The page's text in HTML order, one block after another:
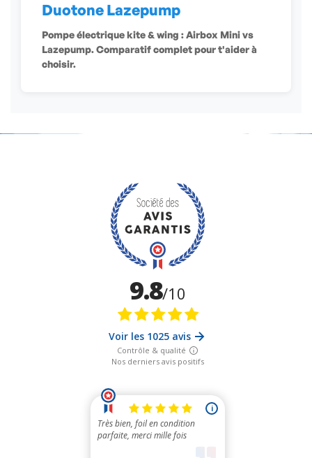
Duotone Lazepump
Pompe électrique kite & wing : Airbox Mini vs
Lazepump. Comparatif complet pour t'aider à
choisir.